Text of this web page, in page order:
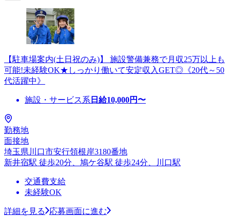
【駐車場案内(土日祝のみ)】 施設警備兼務で月収25万以上も
可能!未経験OK★しっかり働いて安定収入GET◎《20代～50
代活躍中》
施設・サービス系 日給10,000円〜
勤務地
面接地
埼玉県川口市安行領根岸3180番地
新井宿駅 徒歩20分、鳩ケ谷駅 徒歩24分、川口駅
交通費支給
未経験OK
詳細を見る
応募画面に進む